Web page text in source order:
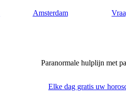
Amsterdam
Paranormale hulplijn met
Elke dag gratis uw